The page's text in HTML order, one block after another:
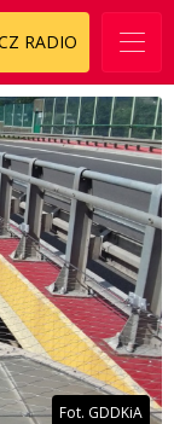
RADIO
Fot. GDDKiA